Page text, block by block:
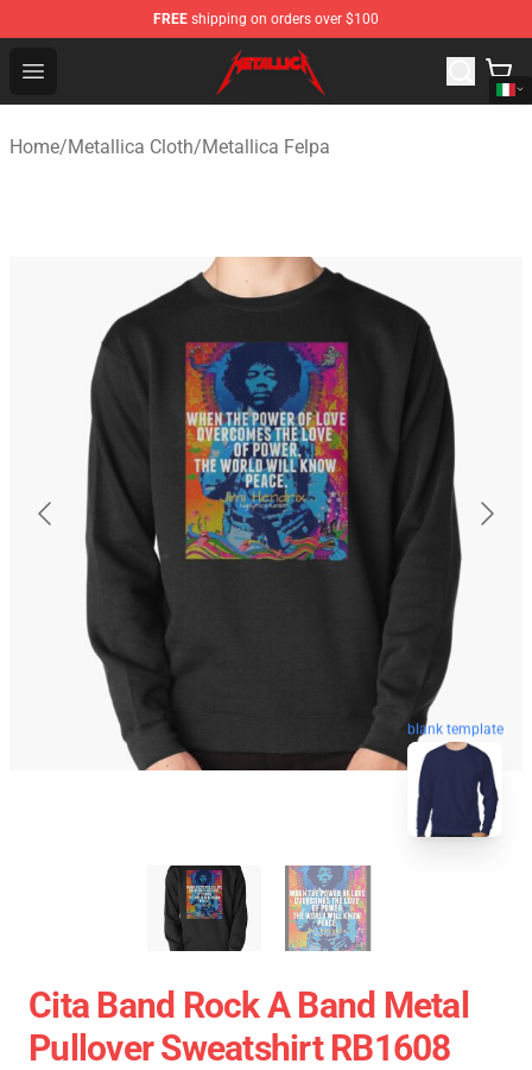
FREE shipping on orders over $100
Open menu
Metallica Store - Official Metallica Merchandise Shop
Home/Metallica Cloth/Metallica Felpa
blank template
Cita Band Rock A Band Metal
Pullover Sweatshirt RB1608